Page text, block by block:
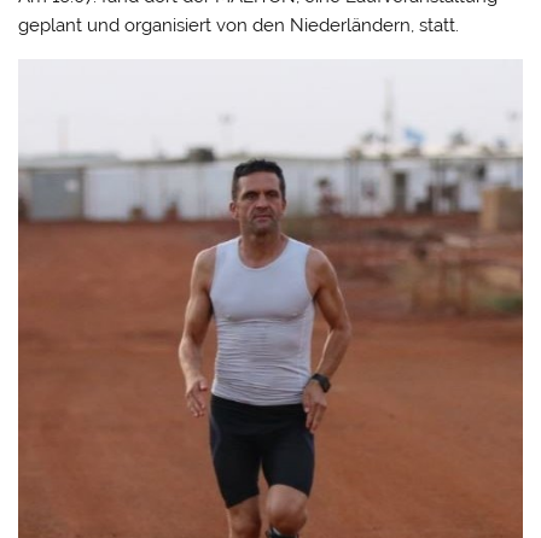
geplant und organisiert von den Niederländern, statt.